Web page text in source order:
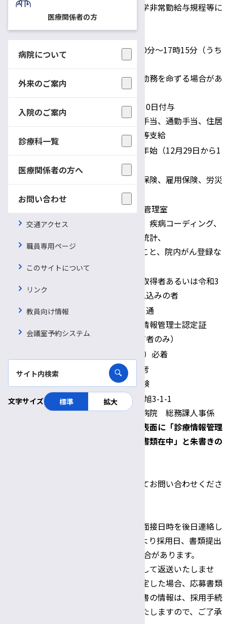
国立大学法人信州大学非常勤給与規程等に
基づく
所定労働時間：8時30分～17時15分（うち
超過勤務を命ずる場合があ
年次休暇：採用日に10日付与
その他：時間外勤務手当、通勤手当、住居
手当、期末勤勉手当等支給
土・日・祝日・年末年始（12月29日から1
月3日）
健康保険、厚生年金保険、雇用保険、労災
医療支援課 診療情報管理室
診療記録点検業務、疾病コーディング、
スキャン業務、各種統計、
DPC支援に関すること、院内がん登録な
ど
応募資格
診療情報管理士資格取得者あるいは令和3
年3月末までに取得見込みの者
履歴書（写真貼付）1通
資格取得者は、診療情報管理士認定証
（写）1通（免許所有者のみ）
令和2年5月21日（木）必着
選考方法
第一次選考：書類選考
第二次選考：面接試験
〒390-8621 松本市旭3-1-1
信州大学医学部附属病院 総務課人事係
郵送の場合、封筒の表面に「診療情報管理
士（非常勤） 応募書類在中」と朱書きの
不明な点はお電話にてお問い合わせくださ
※書類選考結果及び面接日時を後日連絡し
ます。応募状況等により採用日、書類提出
期限等を 変更する場合があります。
※応募書類は原則として返送いたしませ
ん。また、採用が決定した場合、応募書類
として提出した履歴書の情報は、採用手続
き書類として利用いたしますので、ご了承
医療関係者の方
病院について
外来のご案内
入院のご案内
診療科一覧
医療関係者の方へ
お問い合わせ
交通アクセス
職員専用ページ
このサイトについて
リンク
教員向け情報
会議室予約システム
文字サイズ 標準 拡大